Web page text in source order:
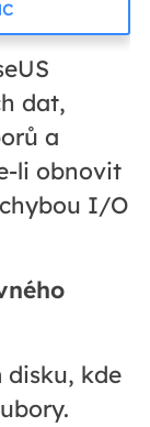
dat,
a
li obnovit
I/O
disku, kde